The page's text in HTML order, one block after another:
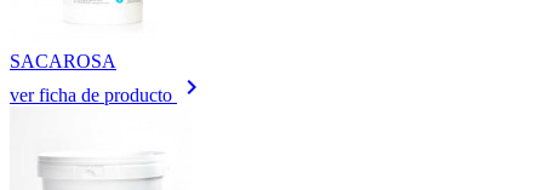
SACAROSA
ver ficha de producto
keyboard_arrow_right